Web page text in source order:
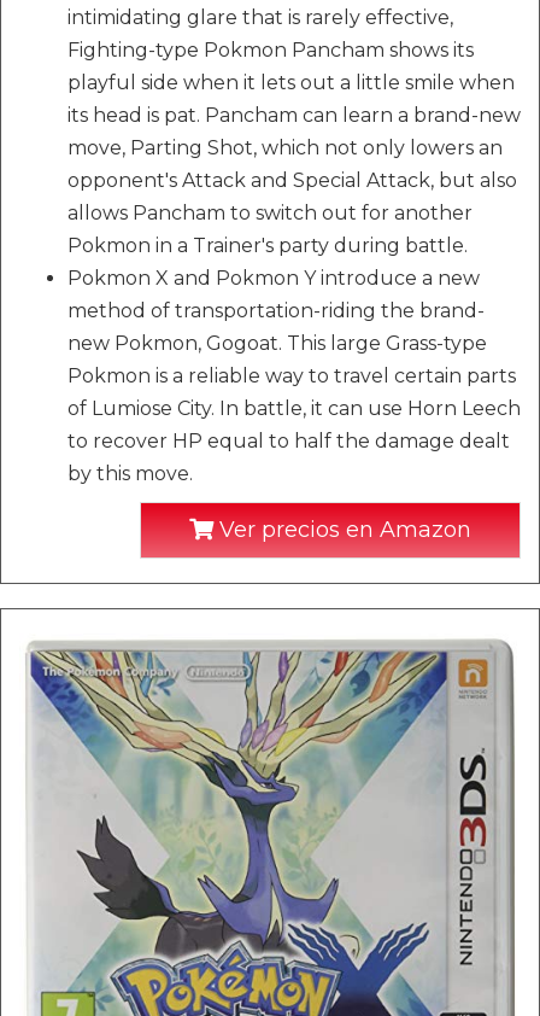
intimidating glare that is rarely effective,
Fighting-type Pokmon Pancham shows its
playful side when it lets out a little smile when
its head is pat. Pancham can learn a brand-new
move, Parting Shot, which not only lowers an
opponent's Attack and Special Attack, but also
allows Pancham to switch out for another
Pokmon in a Trainer's party during battle.
Pokmon X and Pokmon Y introduce a new
method of transportation-riding the brand-
new Pokmon, Gogoat. This large Grass-type
Pokmon is a reliable way to travel certain parts
of Lumiose City. In battle, it can use Horn Leech
to recover HP equal to half the damage dealt
by this move.
Ver precios en Amazon